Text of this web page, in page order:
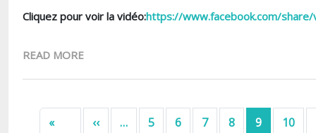
Cliquez pour voir la vidéo:https://www.facebook.com/share/
READ MORE
Pagination
«
‹‹Page précédente
… 5 6 7 8 9 10